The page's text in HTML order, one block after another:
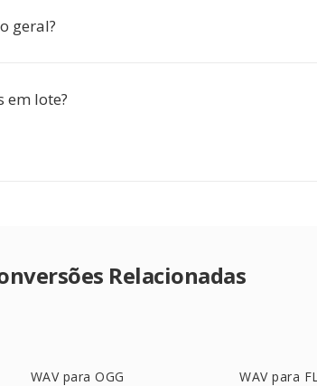
geral?
em lote?
Relacionadas
WAV para OGG WAV para